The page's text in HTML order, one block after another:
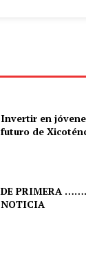
Invertir en
futuro de
DE PRIMERA
NOTICIA